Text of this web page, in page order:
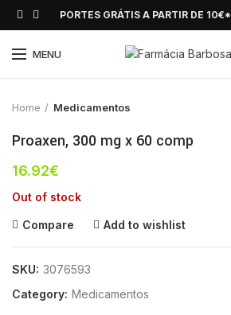
PORTES GRÁTIS A PARTIR DE 10€*
MENUClick to enlarge
Home Medicamentos
Proaxen, 300 mg x 60 comp
16.92€
Out of stock
Compare Add to wishlist
SKU: 3076593
Category: Medicamentos